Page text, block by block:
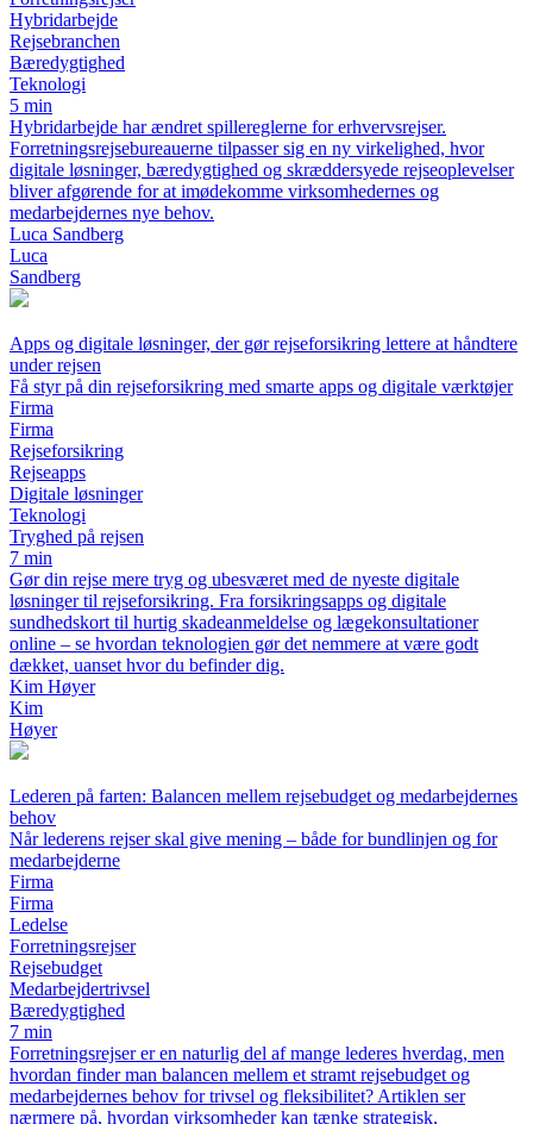
Hybridarbejde
Rejsebranchen
Bæredygtighed
Teknologi
5 min
Hybridarbejde har ændret spillereglerne for erhvervsrejser.
Forretningsrejsebureauerne tilpasser sig en ny virkelighed, hvor
digitale løsninger, bæredygtighed og skræddersyede rejseoplevelser
bliver afgørende for at imødekomme virksomhedernes og
medarbejdernes nye behov.
Luca Sandberg
Luca
Sandberg
Apps og digitale løsninger, der gør rejseforsikring lettere at håndtere
under rejsen
Få styr på din rejseforsikring med smarte apps og digitale værktøjer
Firma
Firma
Rejseforsikring
Rejseapps
Digitale løsninger
Teknologi
Tryghed på rejsen
7 min
Gør din rejse mere tryg og ubesværet med de nyeste digitale
løsninger til rejseforsikring. Fra forsikringsapps og digitale
sundhedskort til hurtig skadeanmeldelse og lægekonsultationer
online – se hvordan teknologien gør det nemmere at være godt
dækket, uanset hvor du befinder dig.
Kim Høyer
Kim
Høyer
Lederen på farten: Balancen mellem rejsebudget og medarbejdernes
behov
Når lederens rejser skal give mening – både for bundlinjen og for
medarbejderne
Firma
Firma
Ledelse
Forretningsrejser
Rejsebudget
Medarbejdertrivsel
Bæredygtighed
7 min
Forretningsrejser er en naturlig del af mange lederes hverdag, men
hvordan finder man balancen mellem et stramt rejsebudget og
medarbejdernes behov for trivsel og fleksibilitet? Artiklen ser
nærmere på, hvordan virksomheder kan tænke strategisk,